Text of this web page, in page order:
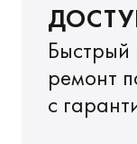
Быстрый
ремонт
с